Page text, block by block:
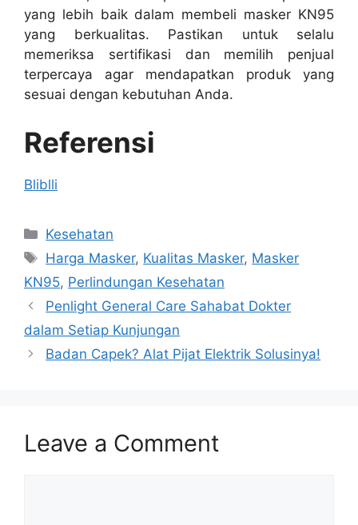
yang lebih baik dalam membeli masker KN95
yang berkualitas. Pastikan untuk selalu
memeriksa sertifikasi dan memilih penjual
terpercaya agar mendapatkan produk yang
sesuai dengan kebutuhan Anda.
Referensi
Bliblli
Categories
Kesehatan
Tags
Harga Masker, Kualitas Masker, Masker
KN95, Perlindungan Kesehatan
Penlight General Care Sahabat Dokter
dalam Setiap Kunjungan
Badan Capek? Alat Pijat Elektrik Solusinya!
Leave a Comment